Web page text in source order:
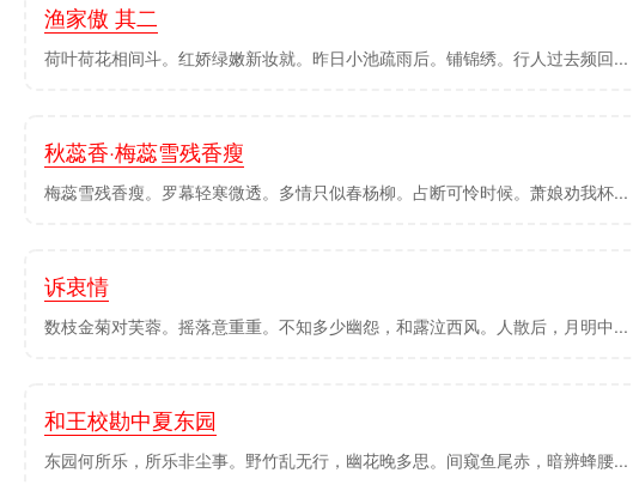
渔家傲 其二
荷叶荷花相间斗。红娇绿嫩新妆就。昨日小池疏雨后。铺锦绣。行人过去频回...
秋蕊香·梅蕊雪残香瘦
梅蕊雪残香瘦。罗幕轻寒微透。多情只似春杨柳。占断可怜时候。萧娘劝我杯...
诉衷情
数枝金菊对芙蓉。摇落意重重。不知多少幽怨，和露泣西风。人散后，月明中...
和王校勘中夏东园
东园何所乐，所乐非尘事。野竹乱无行，幽花晚多思。间窥鱼尾赤，暗辨蜂腰...